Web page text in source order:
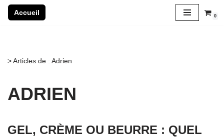
Accueil 0
>Articles de : Adrien
ADRIEN
GEL, CRÈME OU BEURRE : QUEL